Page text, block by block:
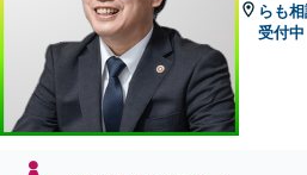
らも
受付中